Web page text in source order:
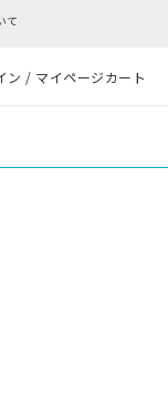
て
ン / マイページカート